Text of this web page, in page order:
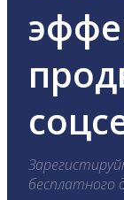
бесплатного